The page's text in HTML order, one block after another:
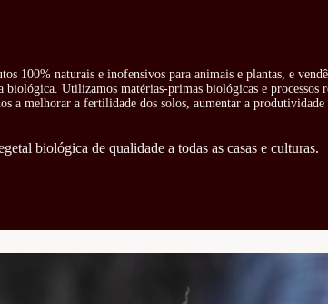
100% naturais e inofensivos para animais e plantas, e
Utilizamos matérias-primas biológicas e processos
a melhorar a fertilidade dos solos, aumentar a
biológica de qualidade a todas as casas e culturas.